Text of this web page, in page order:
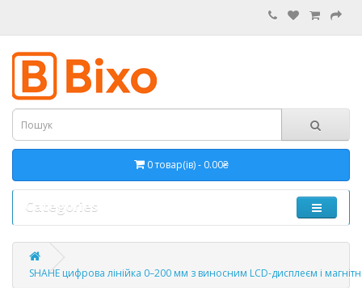
0 товар(ів) - 0.00₴
Categories
SHAHE цифрова лінійка 0–200 мм з виносним LCD-дисплеєм і